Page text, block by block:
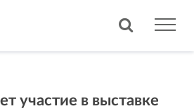
участие в выставке